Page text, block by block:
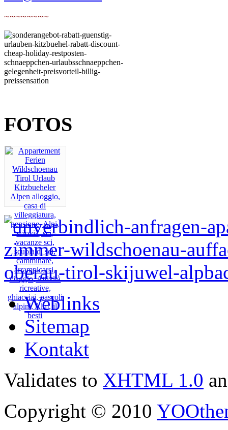
~~~~~~~~
FOTOS
Weblinks
Sitemap
Kontakt
Validates to XHTML 1.0
Copyright © 2010